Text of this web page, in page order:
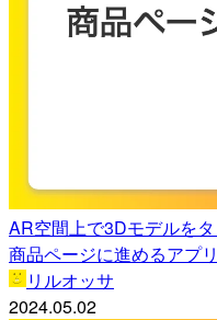
AR空間上で3Dモデルを
商品ページに進めるアプ
リルオッサ
2024.05.02